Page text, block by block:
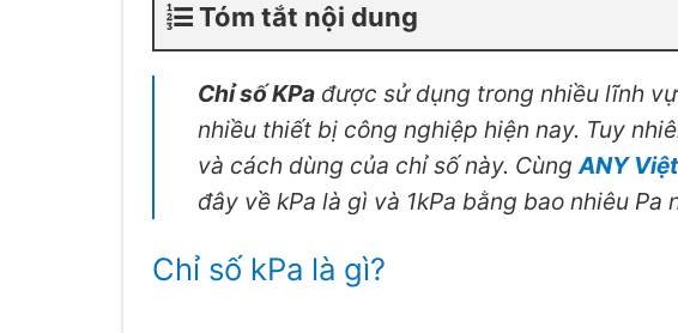
Tóm tắt nội dung
Chỉ số KPa được sử dụng trong nhiều lĩnh
nhiều thiết bị công nghiệp hiện nay. Tuy
và cách dùng của chỉ số này. CùngANY
đây về kPa là gì và 1kPa bằng bao nhiêu Pa
Chỉ số kPa là gì?